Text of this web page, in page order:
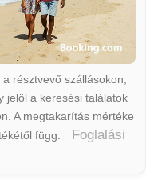
résztvevő szállásokon,
jelöl a keresési találatok
A megtakarítás mértéke
függ.
Foglalási